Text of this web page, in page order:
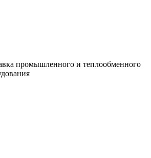
промышленного и теплообменного